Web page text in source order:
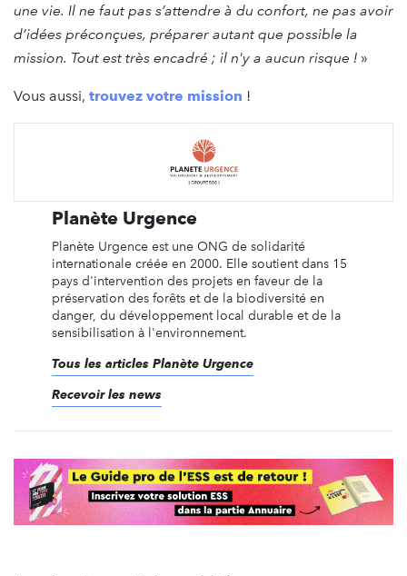
une vie. Il ne faut pas s’attendre à du confort, ne pas avoir
d’idées préconçues, préparer autant que possible la
mission. Tout est très encadré ; il n'y a aucun risque ! »
Vous aussi, trouvez votre mission !
Planète Urgence
Planète Urgence est une ONG de solidarité
internationale créée en 2000. Elle soutient dans 15
pays d'intervention des projets en faveur de la
préservation des forêts et de la biodiversité en
danger, du développement local durable et de la
sensibilisation à l'environnement.
Tous les articles Planète Urgence
Recevoir les news